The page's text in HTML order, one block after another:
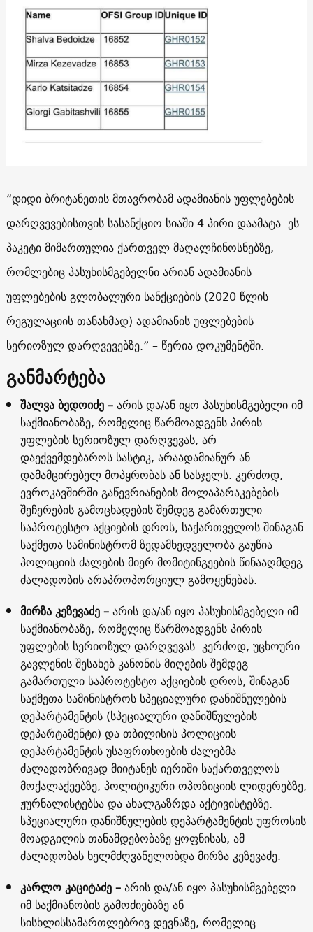
“დიდი ბრიტანეთის მთავრობამ ადამიანის უფლებების
დარღვევებისთვის სასანქციო სიაში 4 პირი დაამატა. ეს
პაკეტი მიმართულია ქართველ მაღალჩინოსნებზე,
რომლებიც პასუხისმგებელნი არიან ადამიანის
უფლებების გლობალური სანქციების (2020 წლის
რეგულაციის თანახმად) ადამიანის უფლებების
სერიოზულ დარღვევებზე.” – წერია დოკუმენტში.
განმარტება
შალვა ბედოიძე –არის და/ან იყო პასუხისმგებელი იმ
საქმიანობაზე, რომელიც წარმოადგენს პირის
უფლების სერიოზულ დარღვევას, არ
დაექვემდებაროს სასტიკ, არაადამიანურ ან
დამამცირებელ მოპყრობას ან სასჯელს. კერძოდ,
ევროკავშირში გაწევრიანების მოლაპარაკებების
შეჩერების გამოცხადების შემდეგ გამართული
საპროტესტო აქციების დროს, საქართველოს შინაგან
საქმეთა სამინისტრომ ზედამხედველობა გაუწია
პოლიციის ძალების მიერ მომიტინგეების წინააღმდეგ
ძალადობის არაპროპორციულ გამოყენებას.
მირზა კეზევაძე –არის და/ან იყო პასუხისმგებელი იმ
საქმიანობაზე, რომელიც წარმოადგენს პირის
უფლების სერიოზულ დარღვევას. კერძოდ, უცხოური
გავლენის შესახებ კანონის მიღების შემდეგ
გამართული საპროტესტო აქციების დროს, შინაგან
საქმეთა სამინისტროს სპეციალური დანიშნულების
დეპარტამენტის (სპეციალური დანიშნულების
დეპარტამენტი) და თბილისის პოლიციის
დეპარტამენტის უსაფრთხოების ძალებმა
ძალადობრივად მიიტანეს იერიში საქართველოს
მოქალაქეებზე, პოლიტიკური ოპოზიციის ლიდერებზე,
ჟურნალისტებსა და ახალგაზრდა აქტივისტებზე.
სპეციალური დანიშნულების დეპარტამენტის უფროსის
მოადგილის თანამდებობაზე ყოფნისას, ამ
ძალადობას ხელმძღვანელობდა მირზა კეზევაძე.
კარლო კაციტაძე –არის და/ან იყო პასუხისმგებელი
იმ საქმიანობის გამოძიებაზე ან
სისხლისსამართლებრივ დევნაზე, რომელიც